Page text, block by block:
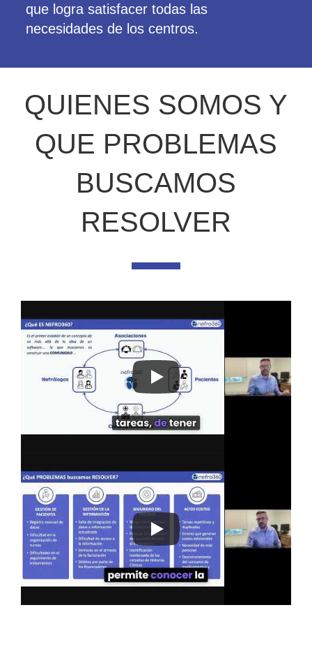
que logra satisfacer todas las
necesidades de los centros.
QUIENES SOMOS Y
QUE PROBLEMAS
BUSCAMOS
RESOLVER